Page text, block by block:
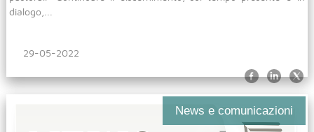
dialogo,...
29-05-2022
News e comunicazioni